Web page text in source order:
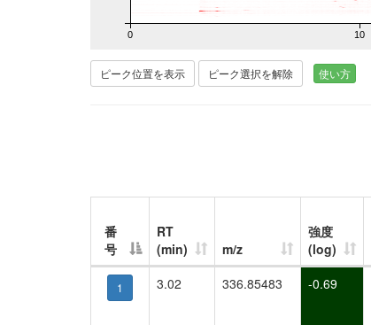
0 10
ピーク位置を表示 ピーク選択を解除 使い方
番
号
RT
(min)
m/z
強度
(log)
1 3.02 336.85483 -0.69